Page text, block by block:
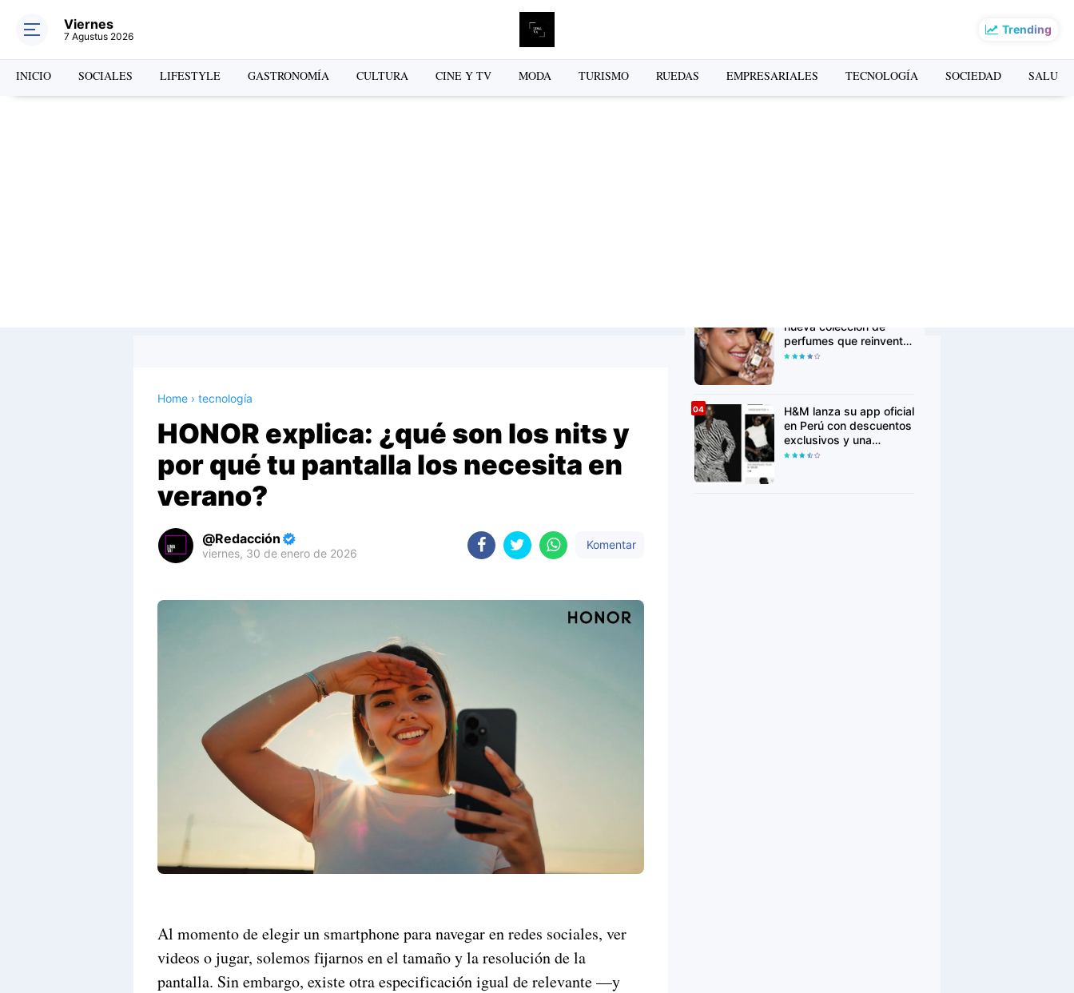
Trending
Viernes
7 Agustus 2026
INICIO SOCIALES LIFESTYLE GASTRONOMÍA CULTURA CINE Y TV MODA TURISMO RUEDAS EMPRESARIALES TECNOLOGÍA SOCIEDAD SALUD
Home › tecnología
HONOR explica: ¿qué son los nits y
por qué tu pantalla los necesita en
verano?
Redacción
viernes, 30 de enero de 2026
Komentar
By
Al momento de elegir un smartphone para navegar en redes sociales, ver
videos o jugar, solemos fijarnos en el tamaño y la resolución de la
pantalla. Sin embargo, existe otra especificación igual de relevante —y
semana
nueva colección de
perfumes que reinventa
sus fragancias clásicas
H&M lanza su app oficial
en Perú con descuentos
exclusivos y una
experiencia de compra